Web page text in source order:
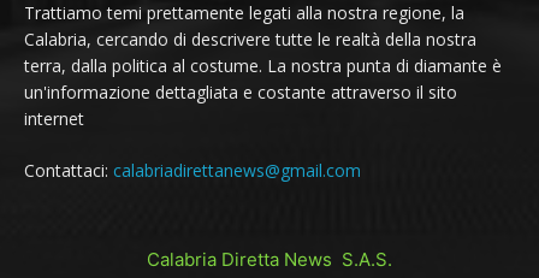
Trattiamo temi prettamente legati alla nostra regione, la
Calabria, cercando di descrivere tutte le realtà della nostra
terra, dalla politica al costume. La nostra punta di diamante è
un'informazione dettagliata e costante attraverso il sito
internet
Contattaci: calabriadirettanews@gmail.com
Calabria Diretta News S.A.S.